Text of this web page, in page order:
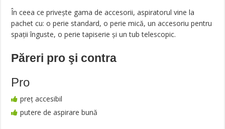
În ceea ce privește gama de accesorii, aspiratorul vine la
pachet cu: o perie standard, o perie mică, un accesoriu pentru
spații înguste, o perie tapiserie și un tub telescopic.
Păreri pro şi contra
Pro
preț accesibil
putere de aspirare bună